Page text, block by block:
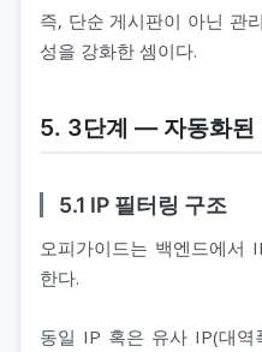
즉, 단순 게시판이 아닌 관
성을 강화한 셈이다.
5. 3단계 ― 자동화된
5.1 IP 필터링 구조
오피가이드는 백엔드에서
한다.
동일 IP 혹은 유사 IP(대역